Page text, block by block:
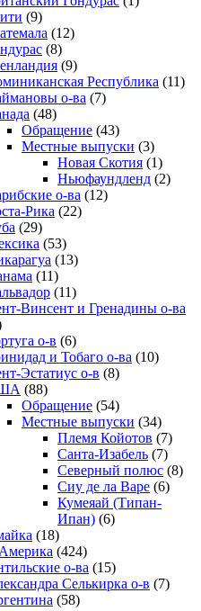
(9)
(12)
(8)
(9)
Республика (11)
о-ва (7)
(48)
Обращение (43)
Местные выпуски (3)
Новая Скотия (1)
Ньюфаундленд (2)
о-ва (12)
Рика (22)
(29)
(53)
(13)
(11)
(11)
Винсент и Гренадины о-ва
о-в (6)
и Тобаго о-ва (10)
Эстатиус о-в (8)
(88)
Обращение (54)
Местные выпуски (34)
Племя Койотов (7)
Санта-Изабель (7)
Северный полюс (8)
Сиу де ла Варе (6)
Кумеяай (Типан-
Ипан) (6)
(18)
(424)
о-ва (15)
Селькирка о-в (7)
(58)